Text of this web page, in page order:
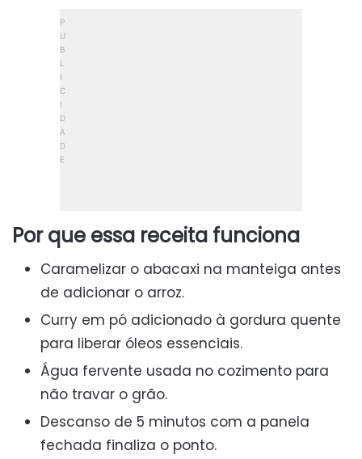
Por que essa receita funciona
Caramelizar o abacaxi na manteiga antes
de adicionar o arroz.
Curry em pó adicionado à gordura quente
para liberar óleos essenciais.
Água fervente usada no cozimento para
não travar o grão.
Descanso de 5 minutos com a panela
fechada finaliza o ponto.